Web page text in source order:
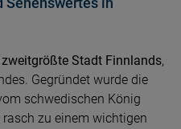
zweitgrößte Stadt Finnlands,
Gegründet wurde die
schwedischen König
zu einem wichtigen